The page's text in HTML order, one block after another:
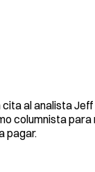
al analista
columnista
pagar.